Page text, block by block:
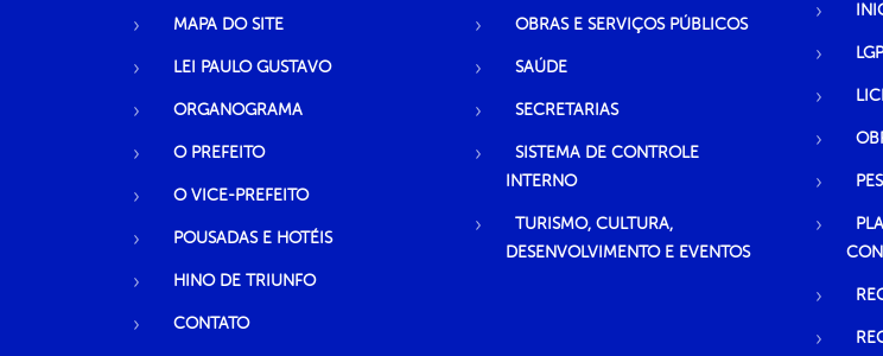
MAPA DO SITE
LEI PAULO GUSTAVO
ORGANOGRAMA
O PREFEITO
O VICE-PREFEITO
POUSADAS E HOTÉIS
HINO DE TRIUNFO
CONTATO
OBRAS E SERVIÇOS PÚBLICOS
SAÚDE
SECRETARIAS
SISTEMA DE CONTROLE
INTERNO
TURISMO, CULTURA,
DESENVOLVIMENTO E EVENTOS